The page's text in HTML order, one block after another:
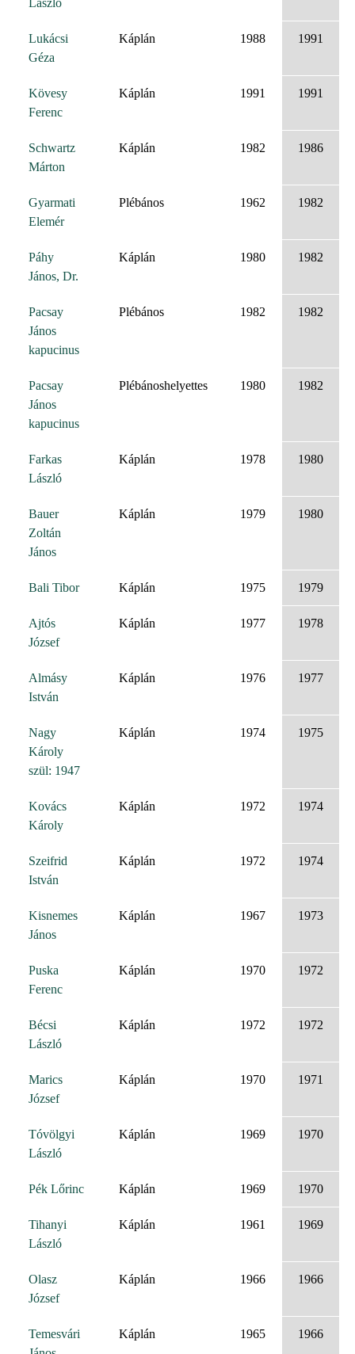
Lukácsi
Géza
Káplán 1988 1991
Kövesy
Ferenc
Káplán 1991 1991
Schwartz
Márton
Káplán 1982 1986
Gyarmati
Elemér
Plébános 1962 1982
Páhy
János, Dr.
Káplán 1980 1982
Pacsay
János
kapucinus
Plébános 1982 1982
Pacsay
János
kapucinus
Plébánoshelyettes 1980 1982
Farkas
László
Káplán 1978 1980
Bauer
Zoltán
János
Káplán 1979 1980
Bali Tibor Káplán 1975 1979
Ajtós
József
Káplán 1977 1978
Almásy
István
Káplán 1976 1977
Nagy
Károly
szül: 1947
Káplán 1974 1975
Kovács
Károly
Káplán 1972 1974
Szeifrid
István
Káplán 1972 1974
Kisnemes
János
Káplán 1967 1973
Puska
Ferenc
Káplán 1970 1972
Bécsi
László
Káplán 1972 1972
Marics
József
Káplán 1970 1971
Tóvölgyi
László
Káplán 1969 1970
Pék Lőrinc Káplán 1969 1970
Tihanyi
László
Káplán 1961 1969
Olasz
József
Káplán 1966 1966
Temesvári
Káplán 1965 1966